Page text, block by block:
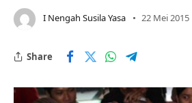
I Nengah Susila Yasa 22 Mei 2015
Share